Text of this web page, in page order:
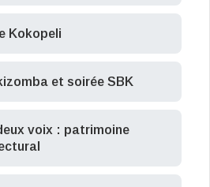
Kokopeli
et soirée SBK
voix : patrimoine